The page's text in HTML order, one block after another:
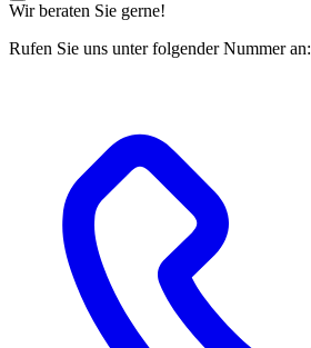
Wir beraten Sie gerne!
Rufen Sie uns unter folgender Nummer an: